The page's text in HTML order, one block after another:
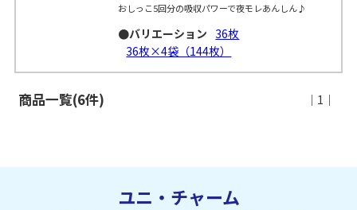
おしっこ5回分の吸収パワーで夜モレあんしん♪
●バリエーション 36枚
36枚×4袋（144枚）
商品一覧(6件) ｜1｜
ユニ・チャーム